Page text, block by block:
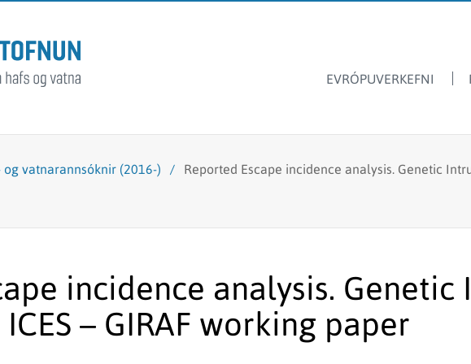
EVRÓPUVERKEFNI
Dýrasvif
Stangveiði
Framandi sjávarlífverur
Hvalarannsóknir
Kolmunni
Ársskýrslur
tölur
Hafrannsóknastofnun
Laus störf
og vatnarannsóknir (2016-) /
Reported Escape incidence analysis. Genetic
incidence analysis. Genetic
– GIRAF working paper